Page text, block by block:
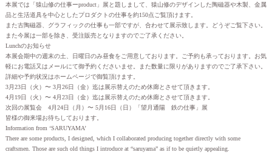
本展では「猿山修の仕事ーproduct」展と題しまして、猿山修のデザインした陶磁器や木製、金属
品と生活道具を中心としたプロダクトの仕事を約150点ご覧頂けます。
また古陶磁器、グラフィックの仕事も一部ですが、合わせて展示致します。どうぞご覧下さい。
また今展は一部を除き、受注販売となりますのでご了承ください。
Lunchのお知らせ
本展会期中の週末の土、日曜日のみ昼食をご用意しております。ご予約も承っております。お気
軽にお電話又はメールにて御予約くださいませ。また数量に限りがありますのでご了承下さい。
詳細や予約状況はホームページで御覧頂けます。
3月23日（火）〜 3月26日（金）迄は展示替えのため休廊とさせて頂きます。
4月19日（火）〜 4月23日（金）迄は展示替えのため休廊とさせて頂きます。
次回の展覧会 4月24日（月）〜 5月16日（日）「望月通陽 鉄の仕事」展
皆様の御来場お待ちしております。
Information from ‘SARUYAMA’
There are some products, I designed, which I collaborated producing together directly with some
craftsmen. Those are such old things I introduce at “saruyama” as if to be quietly appealing.